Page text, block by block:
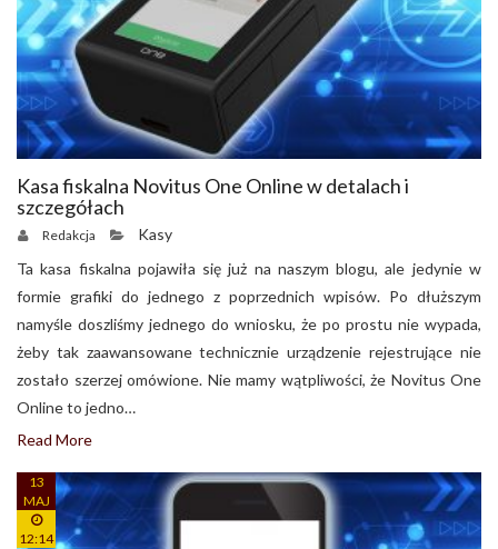
Kasa fiskalna Novitus One Online w detalach i
szczegółach
Redakcja
Kasy
Ta kasa fiskalna pojawiła się już na naszym blogu, ale jedynie w
formie grafiki do jednego z poprzednich wpisów. Po dłuższym
namyśle doszliśmy jednego do wniosku, że po prostu nie wypada,
żeby tak zaawansowane technicznie urządzenie rejestrujące nie
zostało szerzej omówione. Nie mamy wątpliwości, że Novitus One
Online to jedno…
Read More
13
MAJ
12:14